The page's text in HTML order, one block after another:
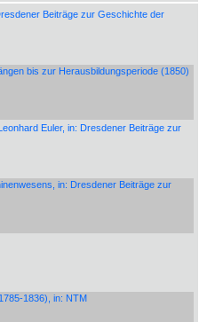
Beiträge zur Geschichte der
bis zur Herausbildungsperiode (1850)
Euler, in: Dresdener Beiträge zur
in: Dresdener Beiträge zur
1836), in: NTM